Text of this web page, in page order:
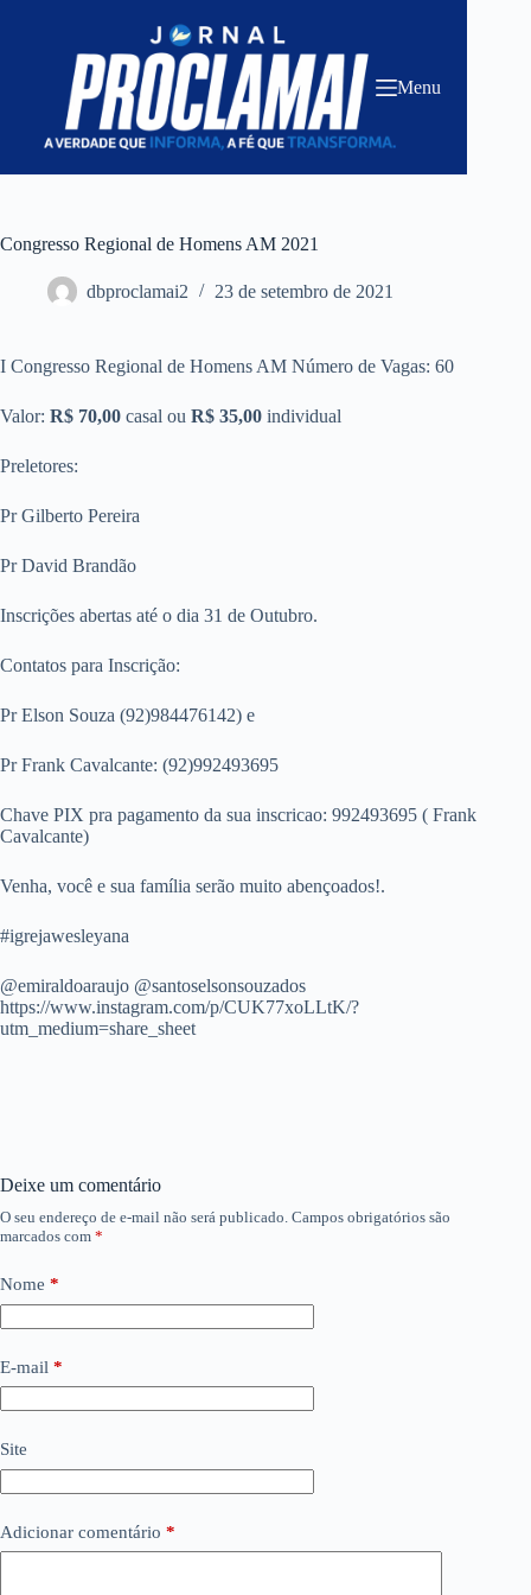
Menu
Congresso Regional de Homens AM 2021
dbproclamai2 23 de setembro de 2021
I Congresso Regional de Homens AM Número de Vagas: 60
Valor: R$ 70,00 casal ou R$ 35,00 individual
Preletores:
Pr Gilberto Pereira
Pr David Brandão
Inscrições abertas até o dia 31 de Outubro.
Contatos para Inscrição:
Pr Elson Souza (92)984476142) e
Pr Frank Cavalcante: (92)992493695
Chave PIX pra pagamento da sua inscricao: 992493695 ( Frank
Cavalcante)
Venha, você e sua família serão muito abençoados!.
#igrejawesleyana
@emiraldoaraujo @santoselsonsouzados
https://www.instagram.com/p/CUK77xoLLtK/?
utm_medium=share_sheet
Deixe um comentário
O seu endereço de e-mail não será publicado. Campos obrigatórios são
marcados com *
Nome *
E-mail *
Site
Adicionar comentário *